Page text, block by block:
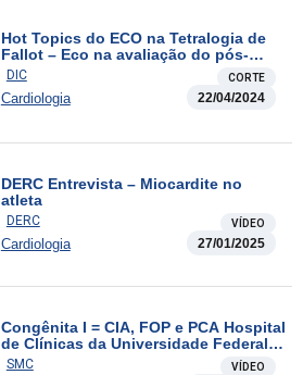
Hot Topics do ECO na Tetralogia de
Fallot – Eco na avaliação do pós-
operatório tardio
DIC CORTE
Cardiologia 22/04/2024
DERC Entrevista – Miocardite no
atleta
DERC VÍDEO
Cardiologia 27/01/2025
Congênita I = CIA, FOP e PCA Hospital
de Clínicas da Universidade Federal
de Uberlândia
SMC VÍDEO